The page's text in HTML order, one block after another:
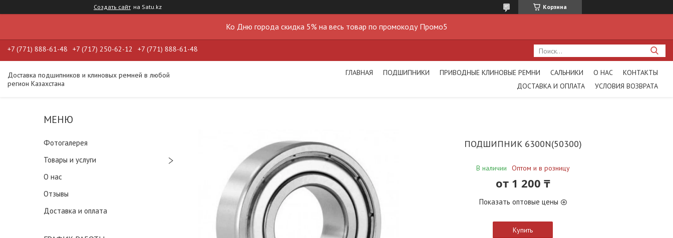
Создать сайт на Satu.kz Корзина
Ко Дню города скидка 5% на весь товар по промокоду Промо5
+7 (771) 888-61-48 +7 (717) 250-62-12 +7 (771) 888-61-48
Доставка подшипников и клиновых ремней в любой
регион Казахстана
ГЛАВНАЯ ПОДШИПНИКИ ПРИВОДНЫЕ КЛИНОВЫЕ РЕМНИ САЛЬНИКИ О НАС
КОНТАКТЫ
ДОСТАВКА И ОПЛАТА
УСЛОВИЯ ВОЗВРАТА
Фотогалерея
Товары и услуги
О нас
Отзывы
Доставка и оплата
ПОДШИПНИК 6300N(50300)
В наличии Оптом и в розницу
от 1 200 ₸
Показать оптовые цены
Купить